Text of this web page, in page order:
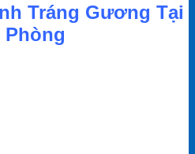
Tráng Gương Tại
Phòng